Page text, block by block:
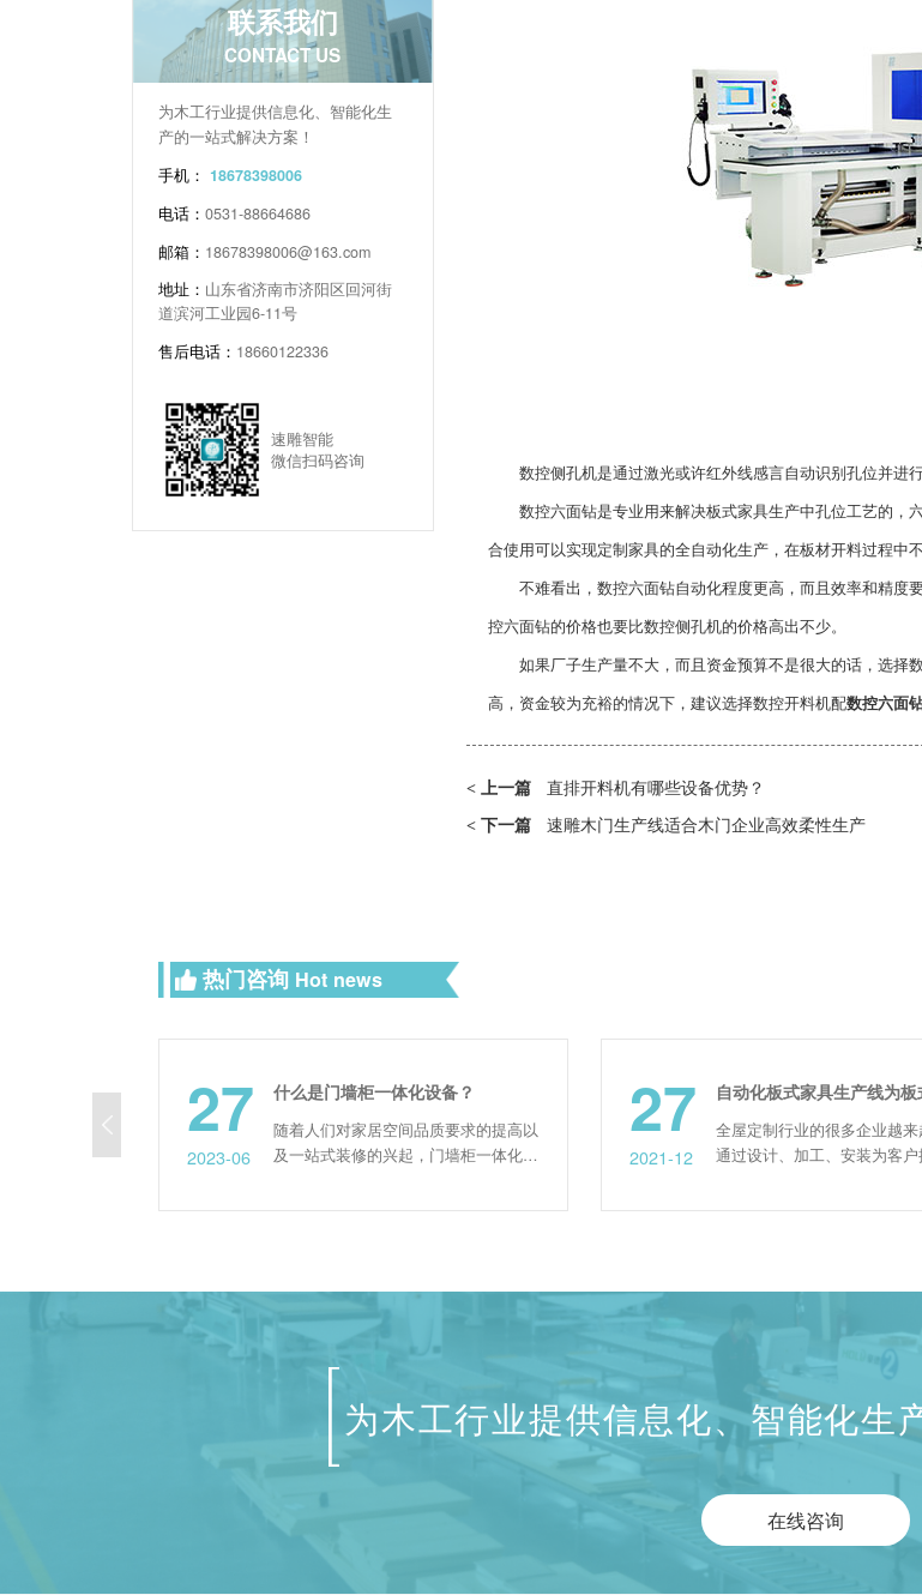
联系我们
CONTACT US
为木工行业提供信息化、智能化生
产的一站式解决方案！
手机： 18678398006
电话：0531-88664686
邮箱： 18678398006@163.com
地址： 山东省济南市济阳区回河街
道滨河工业园6-11号
售后电话： 18660122336
速雕智能
微信扫码咨询
数控侧孔机是通过激光或许红外线感言自动识别孔位并进行
数控六面钻是专业用来解决板式家具生产中孔位工艺的，
合使用可以实现定制家具的全自动化生产，在板材开料过程中
不难看出，数控六面钻自动化程度更高，而且效率和精度
控六面钻的价格也要比数控侧孔机的价格高出不少。
如果厂子生产量不大，而且资金预算不是很大的话，选择
高，资金较为充裕的情况下，建议选择数控开料机配数控六面
< 上一篇 直排开料机有哪些设备优势？
< 下一篇 速雕木门生产线适合木门企业高效柔性生产
热门咨询 Hot news
27
2023-06
什么是门墙柜一体化设备？
随着人们对家居空间品质要求的提高以
及一站式装修的兴起，门墙柜一体化已
墙板、定制柜为一体的整体解决方案。
指在同一台机器上完成几乎所有对门
扇、门套的加工工序，减少了不...
27
2021-12
自动化板式家具生产线为板式家具厂家带来哪些生产优势
全屋定制行业的很多企业越来越倾向
通过设计、加工、安装为客户提供完
能把产品质量控制在全过程。因此，
一条自动化生产线中自动完成...
为木工行业提供信息化、智能化生
在线咨询